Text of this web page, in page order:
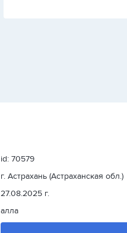
id: 70579
г. Астрахань (Астраханская обл.)
27.08.2025 г.
алла